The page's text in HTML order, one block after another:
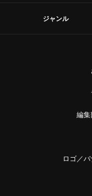
ジャンル
編
ロゴ／